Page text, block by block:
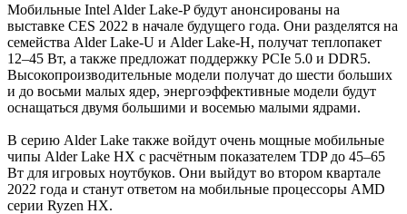
Мобильные Intel Alder Lake-P будут анонсированы на
выставке CES 2022 в начале будущего года. Они разделятся на
семейства Alder Lake-U и Alder Lake-H, получат теплопакет
12–45 Вт, а также предложат поддержку PCIe 5.0 и DDR5.
Высокопроизводительные модели получат до шести больших
и до восьми малых ядер, энергоэффективные модели будут
оснащаться двумя большими и восемью малыми ядрами.
В серию Alder Lake также войдут очень мощные мобильные
чипы Alder Lake HX с расчётным показателем TDP до 45–65
Вт для игровых ноутбуков. Они выйдут во втором квартале
2022 года и станут ответом на мобильные процессоры AMD
серии Ryzen HX.